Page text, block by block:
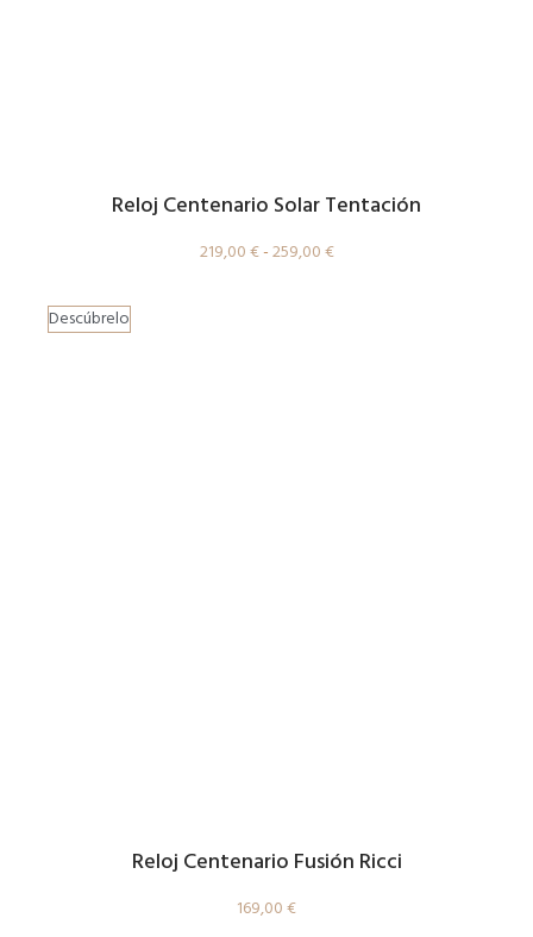
Reloj Centenario Solar Tentación
219,00 €- 259,00 €
Descúbrelo
Reloj Centenario Fusión Ricci
169,00 €